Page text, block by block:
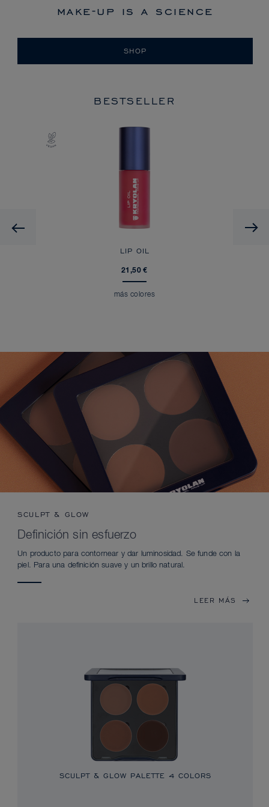
make-up is a science
SHOP
BESTSELLER
Previous
LIP OIL
21,50 €
más colores
SCULPT & GLOW
Definición sin esfuerzo
Un producto para contornear y dar luminosidad. Se funde con la
piel. Para una definición suave y un brillo natural.
LEER MÁS
SCULPT & GLOW PALETTE 4 COLORS